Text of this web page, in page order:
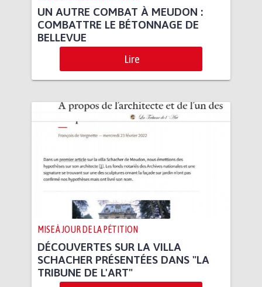
UN AUTRE COMBAT À MEUDON :
COMBATTRE LE BÉTONNAGE DE
BELLEVUE
Lire
MISE À JOUR DE LA PÉTITION
DÉCOUVERTES SUR LA VILLA
SCHACHER PRÉSENTÉES DANS "LA
TRIBUNE DE L'ART"